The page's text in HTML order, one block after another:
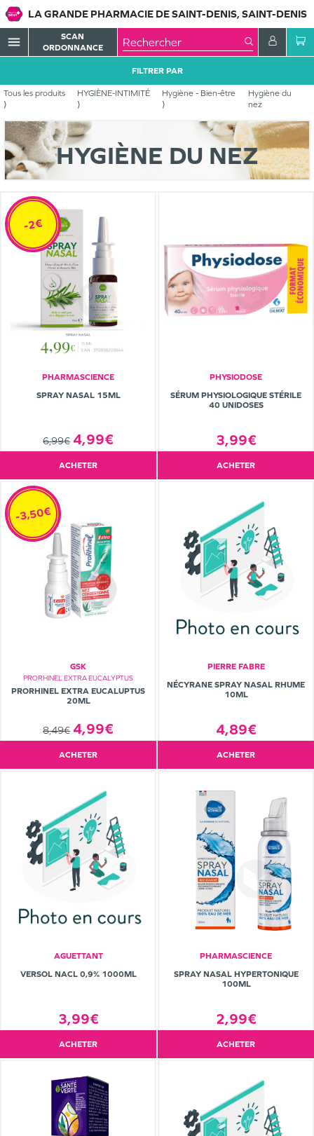
LA GRANDE PHARMACIE DE SAINT-DENIS, SAINT-DENIS
menu
SCAN
ORDONNANCE
Tous les produits HYGIÈNE-INTIMITÉ Hygiène - Bien-être
Hygiène du
nez
FILTRER PAR
HYGIÈNE DU NEZ
PHARMASCIENCE
SPRAY NASAL 15ML
6,99€ 4,99€
-2€
ACHETER
PHYSIODOSE
SÉRUM PHYSIOLOGIQUE STÉRILE
40 UNIDOSES
3,99€
ACHETER
GSK
PRORHINEL EXTRA EUCALYPTUS
PRORHINEL EXTRA EUCALUPTUS
20ML
8,49€ 4,99€
-3,50€
ACHETER
PIERRE FABRE
NÉCYRANE SPRAY NASAL RHUME
10ML
4,89€
ACHETER
AGUETTANT
VERSOL NACL 0,9% 1000ML
3,99€
ACHETER
PHARMASCIENCE
SPRAY NASAL HYPERTONIQUE
100ML
2,99€
ACHETER